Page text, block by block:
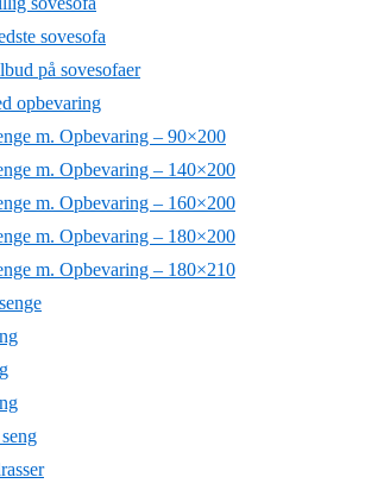
sovesofa
på sovesofaer
opbevaring
m. Opbevaring – 90×200
m. Opbevaring – 140×200
m. Opbevaring – 160×200
m. Opbevaring – 180×200
m. Opbevaring – 180×210